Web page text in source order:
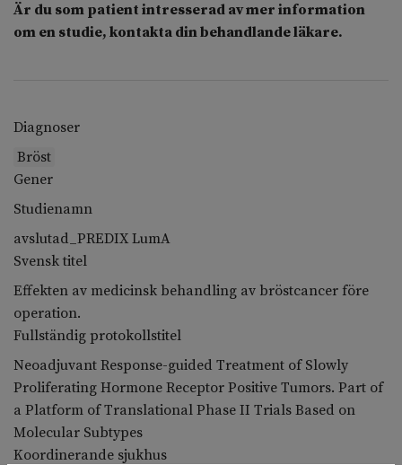
Är du som patient intresserad av mer information
om en studie, kontakta din behandlande läkare.
Diagnoser
Bröst
Gener
Studienamn
avslutad_PREDIX LumA
Svensk titel
Effekten av medicinsk behandling av bröstcancer före
operation.
Fullständig protokollstitel
Neoadjuvant Response-guided Treatment of Slowly
Proliferating Hormone Receptor Positive Tumors. Part of
a Platform of Translational Phase II Trials Based on
Molecular Subtypes
Koordinerande sjukhus